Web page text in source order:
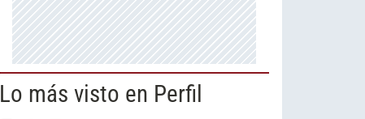
Lo más visto en Perfil